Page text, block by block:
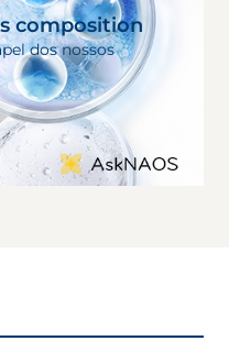
composition
dos nossos